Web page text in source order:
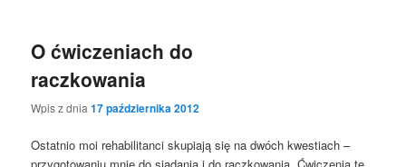
O ćwiczeniach do
raczkowania
Wpis z dnia17 października 2012
Ostatnio moi rehabilitanci skupiają się na dwóch kwestiach –